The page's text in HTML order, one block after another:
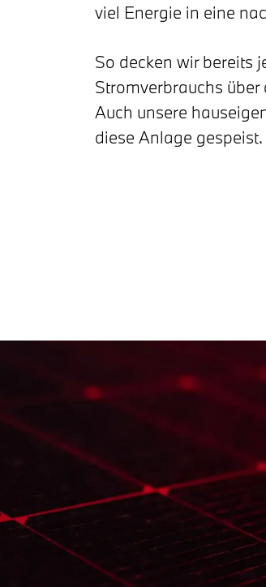
viel Energie in eine
So decken wir bereits
Stromverbrauchs
Auch unsere
diese Anlage gespeist.